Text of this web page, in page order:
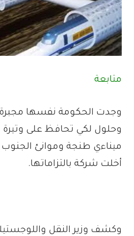
متابعة
وجدت الحكومة نفسها مجبرة
وحلول لكي تحافظ على وتيرة
ميناءي طنجة وموانئ الجنوب
أخلت شركة بالتزاماتها.
وكشف وزير النقل